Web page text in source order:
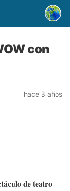
con
hace 8 años
de teatro